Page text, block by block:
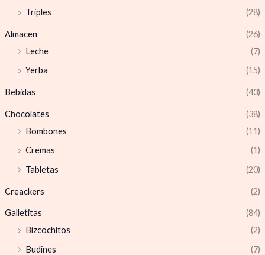
Triples
(28)
Almacen
(26)
Leche
(7)
Yerba
(15)
Bebidas (43)
Chocolates
(38)
Bombones
(11)
Cremas
(1)
Tabletas
(20)
Creackers (2)
Galletitas
(84)
Bizcochitos
(2)
Budines
(7)